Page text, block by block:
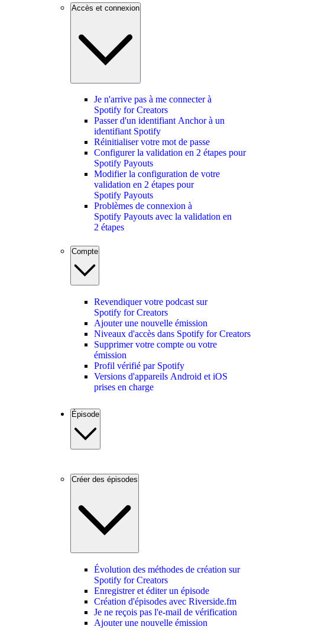
Accès et connexion
Je n'arrive pas à me connecter à
Spotify for Creators
Passer d'un identifiant Anchor à un
identifiant Spotify
Réinitialiser votre mot de passe
Configurer la validation en 2 étapes pour
Spotify Payouts
Modifier la configuration de votre
validation en 2 étapes pour
Spotify Payouts
Problèmes de connexion à
Spotify Payouts avec la validation en
2 étapes
Compte
Revendiquer votre podcast sur
Spotify for Creators
Ajouter une nouvelle émission
Niveaux d'accès dans Spotify for Creators
Supprimer votre compte ou votre
émission
Profil vérifié par Spotify
Versions d'appareils Android et iOS
prises en charge
Épisode
Créer des épisodes
Évolution des méthodes de création sur
Spotify for Creators
Enregistrer et éditer un épisode
Création d'épisodes avec Riverside.fm
Je ne reçois pas l'e-mail de vérification
Ajouter une nouvelle émission